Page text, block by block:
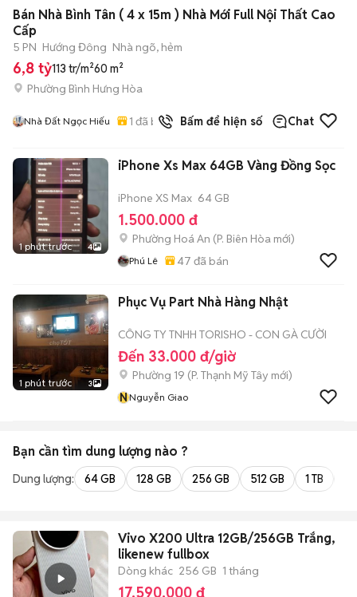
Bán Nhà Bình Tân ( 4 x 15m ) Nhà Mới Full Nội Thất Cao
Cấp
5 PN Hướng Đông Nhà ngõ, hẻm
6,8 tỷ113 tr/m²60 m²
Phường Bình Hưng Hòa
Nhà Đất Ngọc Hiếu 1 đã bán Bấm để hiện số Chat
1 phút trước 4
iPhone Xs Max 64GB Vàng Đồng Sọc
iPhone XS Max 64 GB
1.500.000 đ
Phường Hoá An (P. Biên Hòa mới)
Phú Lê 47 đã bán
1 phút trước 3
Phục Vụ Part Nhà Hàng Nhật
CÔNG TY TNHH TORISHO - CON GÀ CƯỜI
Đến 33.000 đ/giờ
Phường 19 (P. Thạnh Mỹ Tây mới)
NNguyễn Giao
Bạn cần tìm dung lượng nào ?
Dung lượng: 64 GB 128 GB 256 GB 512 GB 1 TB
Vivo X200 Ultra 12GB/256GB Trắng,
likenew fullbox
Dòng khác 256 GB 1 tháng
17.590.000 đ